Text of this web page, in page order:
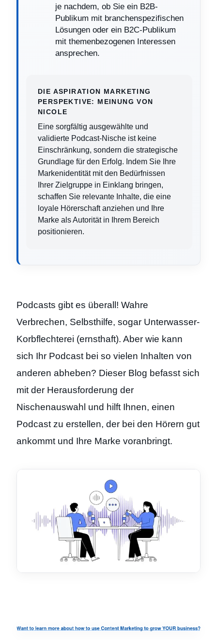
je nachdem, ob Sie ein B2B-
Publikum mit branchenspezifischen
Lösungen oder ein B2C-Publikum
mit themenbezogenen Interessen
ansprechen.
DIE ASPIRATION MARKETING
PERSPEKTIVE: MEINUNG VON
NICOLE
Eine sorgfältig ausgewählte und
validierte Podcast-Nische ist keine
Einschränkung, sondern die strategische
Grundlage für den Erfolg. Indem Sie Ihre
Markenidentität mit den Bedürfnissen
Ihrer Zielgruppe in Einklang bringen,
schaffen Sie relevante Inhalte, die eine
loyale Hörerschaft anziehen und Ihre
Marke als Autorität in Ihrem Bereich
positionieren.
Podcasts gibt es überall! Wahre
Verbrechen, Selbsthilfe, sogar Unterwasser-
Korbflechterei (ernsthaft). Aber wie kann
sich Ihr Podcast bei so vielen Inhalten von
anderen abheben? Dieser Blog befasst sich
mit der Herausforderung der
Nischenauswahl und hilft Ihnen, einen
Podcast zu erstellen, der bei den Hörern gut
ankommt und Ihre Marke voranbringt.